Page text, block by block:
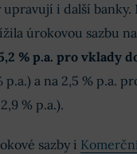
upravují i další banky.
úrokovou sazbu
% p.a. pro vklady
p.a.) a na 2,5 % p.a.
% p.a.).
sazby i